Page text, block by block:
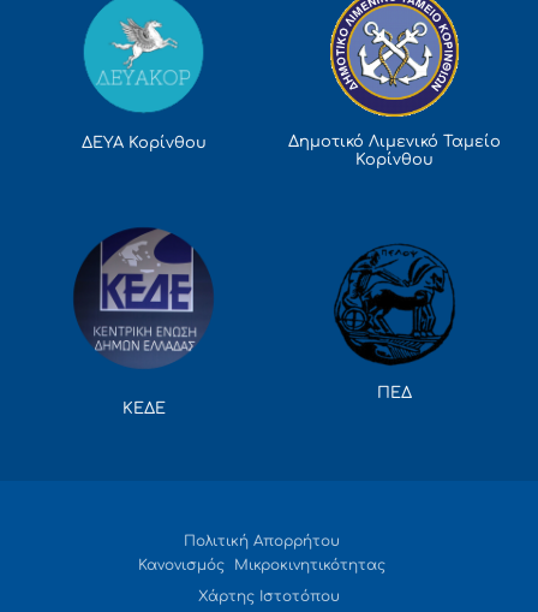
ΔΕΥΑ Κορίνθου
Δημοτικό Λιμενικό Ταμείο
Κορίνθου
ΚΕΔΕ
ΠΕΔ
Πολιτική Απορρήτου
Κανονισμός Μικροκινητικότητας
Χάρτης Ιστοτόπου